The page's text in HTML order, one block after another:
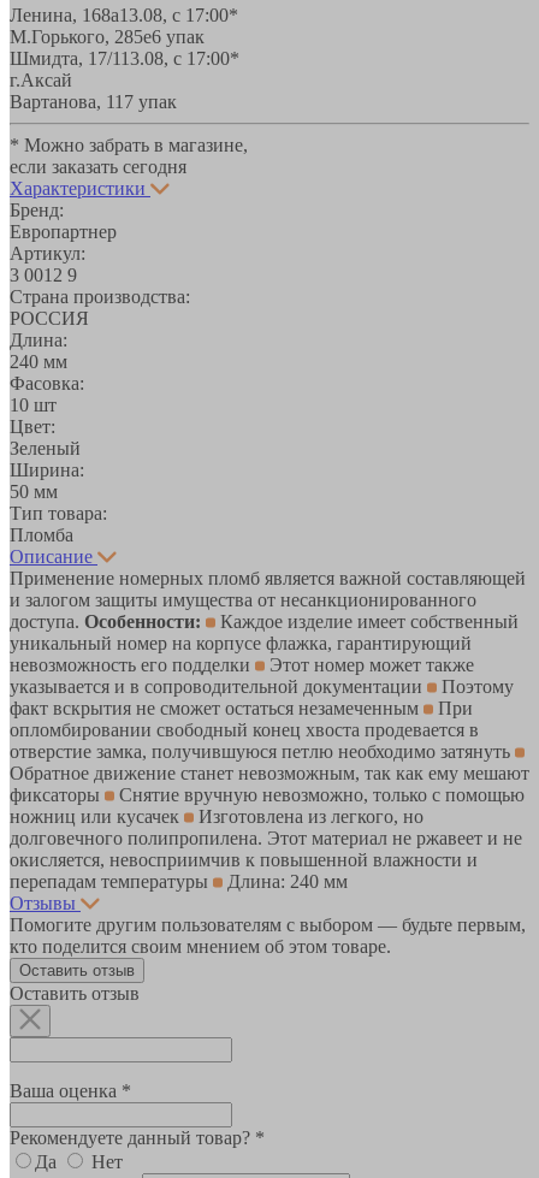
Ленина, 168а13.08, с 17:00*
М.Горького, 285е6 упак
Шмидта, 17/113.08, с 17:00*
г.Аксай
Вартанова, 11 7 упак
* Можно забрать в магазине,
если заказать сегодня
Характеристики
Бренд:
Европартнер
Артикул:
3 0012 9
Страна производства:
РОССИЯ
Длина:
240 мм
Фасовка:
10 шт
Цвет:
Зеленый
Ширина:
50 мм
Тип товара:
Пломба
Описание
Применение номерных пломб является важной составляющей
и залогом защиты имущества от несанкционированного
доступа. Особенности:
Каждое изделие имеет собственный
уникальный номер на корпусе флажка, гарантирующий
невозможность его подделки
Этот номер может также
указывается и в сопроводительной документации
Поэтому
факт вскрытия не сможет остаться незамеченным
При
опломбировании свободный конец хвоста продевается в
отверстие замка, получившуюся петлю необходимо затянуть
Обратное движение станет невозможным, так как ему мешают
фиксаторы
Снятие вручную невозможно, только с помощью
ножниц или кусачек
Изготовлена из легкого, но
долговечного полипропилена. Этот материал не ржавеет и не
окисляется, невосприимчив к повышенной влажности и
перепадам температуры
Длина: 240 мм
Отзывы
Помогите другим пользователям с выбором — будьте первым,
кто поделится своим мнением об этом товаре.
Оставить отзыв
Оставить отзыв
Ваша оценка *
Рекомендуете данный товар? *
Да
Нет